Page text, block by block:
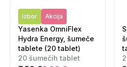
Izbor Akcija
Yasenka OmniFlex
Hydra Energy, šumeče
tablete (20 tablet)
20 šumečih tablet